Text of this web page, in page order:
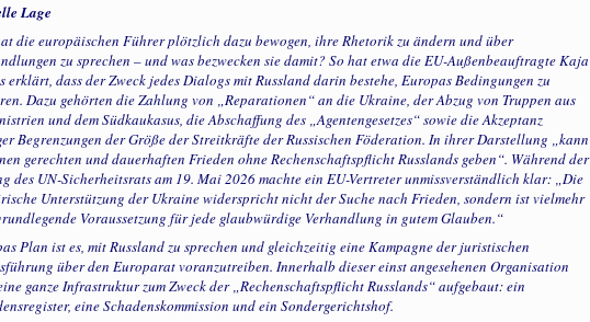
Lage
die europäischen Führer plötzlich dazu bewogen, ihre Rhetorik zu ändern und über
zu sprechen – und was bezwecken sie damit? So hat etwa die EU-Außenbeauftragte Kaja
erklärt, dass der Zweck jedes Dialogs mit Russland darin bestehe, Europas Bedingungen zu
Dazu gehörten die Zahlung von „Reparationen“ an die Ukraine, der Abzug von Truppen aus
und dem Südkaukasus, die Abschaffung des „Agentengesetzes“ sowie die Akzeptanz
Begrenzungen der Größe der Streitkräfte der Russischen Föderation. In ihrer Darstellung „kann
gerechten und dauerhaften Frieden ohne Rechenschaftspflicht Russlands geben“. Während der
des UN-Sicherheitsrats am 19. Mai 2026 machte ein EU-Vertreter unmissverständlich klar: „Die
Unterstützung der Ukraine widerspricht nicht der Suche nach Frieden, sondern ist vielmehr
Voraussetzung für jede glaubwürdige Verhandlung in gutem Glauben.“
Plan ist es, mit Russland zu sprechen und gleichzeitig eine Kampagne der juristischen
über den Europarat voranzutreiben. Innerhalb dieser einst angesehenen Organisation
ganze Infrastruktur zum Zweck der „Rechenschaftspflicht Russlands“ aufgebaut: ein
eine Schadenskommission und ein Sondergerichtshof.